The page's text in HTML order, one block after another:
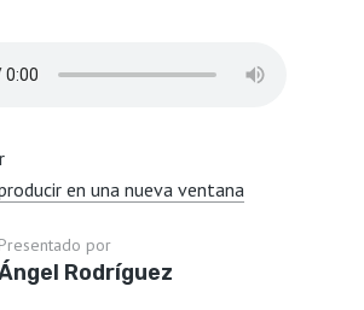
en una nueva ventana
Presentado por
Rodríguez